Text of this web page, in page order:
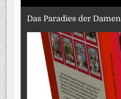
Das Paradies der Damen